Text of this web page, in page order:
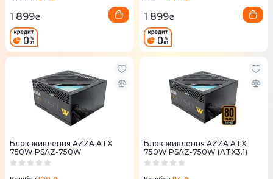
1 899₴ 1 899₴
Блок живлення AZZA ATX
750W PSAZ-750W
Блок живлення AZZA ATX
750W PSAZ-750W (ATX3.1)